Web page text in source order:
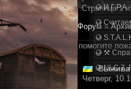
⚒
NLC 7.
Страница1
Форум »
помогите
Четверг,